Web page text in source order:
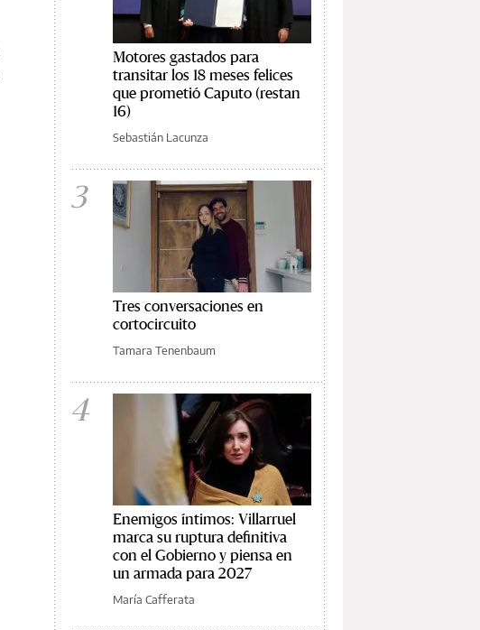
Motores gastados para
transitar los 18 meses felices
que prometió Caputo (restan
16)
Sebastián Lacunza
3
Tres conversaciones en
cortocircuito
Tamara Tenenbaum
4
Enemigos íntimos: Villarruel
marca su ruptura definitiva
con el Gobierno y piensa en
un armada para 2027
María Cafferata